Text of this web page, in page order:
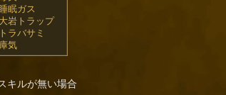
睡眠ガス
大岩トラップ
トラバサミ
気
キルが無い場合